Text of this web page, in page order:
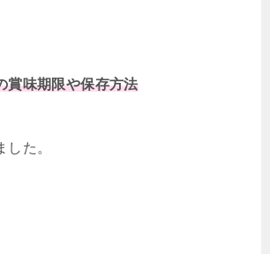
賞味期限や保存方法
た。